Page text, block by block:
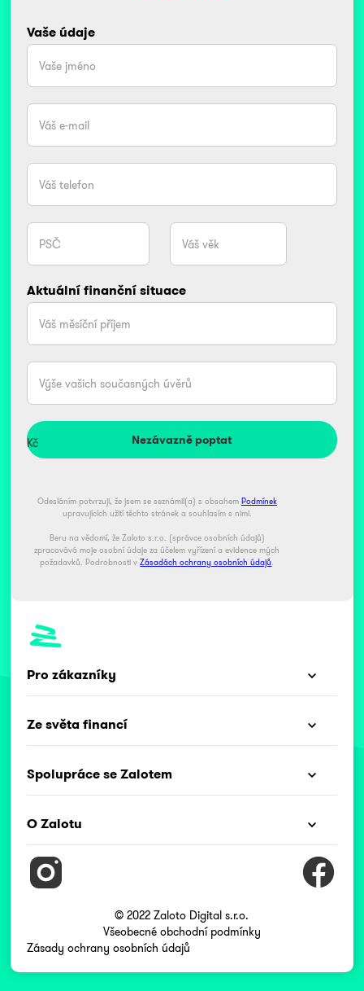
Vaše údaje
Aktuální finanční situace
Kč
Odesláním potvrzuji, že jsem se seznámil(a) s obsahem Podmínek
upravujících užití těchto stránek a souhlasím s nimi.
Beru na vědomí, že Zaloto s.r.o. (správce osobních údajů)
zpracovává moje osobní údaje za účelem vyřízení a evidence mých
požadavků. Podrobnosti vZásadách ochrany osobních údajů.
Pro zákazníky
Ze světa financí
Spolupráce se Zalotem
O Zalotu
© 2022 Zaloto Digital s.r.o.
Všeobecné obchodní podmínky
Zásady ochrany osobních údajů